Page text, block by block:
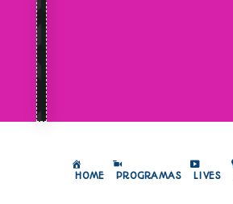
HOME PROGRAMAS LIVES